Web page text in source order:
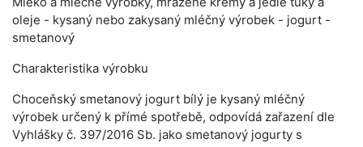
oleje - kysaný nebo zakysaný mléčný výrobek - jogurt -
smetanový
Charakteristika výrobku
Choceňský smetanový jogurt bílý je kysaný mléčný
výrobek určený k přímé spotřebě, odpovídá zařazení dle
Vyhlášky č. 397/2016 Sb. jako smetanový jogurty s